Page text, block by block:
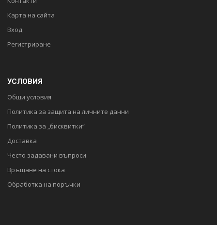
Карта на сайта
Вход
Регистриране
УСЛОВИЯ
Общи условия
Политика за защита на личните данни
Политика за „бисквитки“
Доставка
Често задавани въпроси
Връщане на стока
Обработка на поръчки